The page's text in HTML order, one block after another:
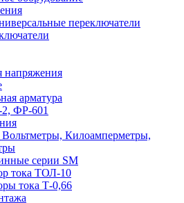
переключатели
напряжения
арматура
ФР-601
Килоамперметры,
серии SM
тока ТОЛ-10
тока Т-0,66